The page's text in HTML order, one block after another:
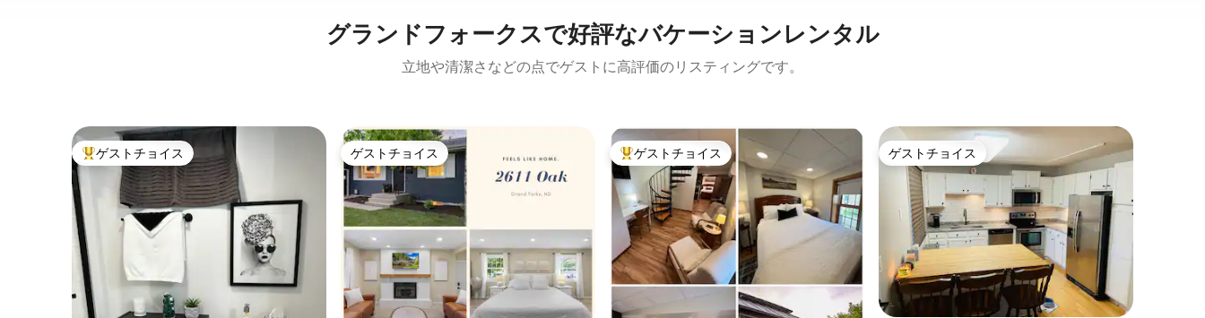
グランドフォークスで好評なバケーションレンタル
立地や清潔さなどの点でゲストに高評価のリスティングです。
大好評のゲストチョイスです。
ゲストチョイス ゲストチョイス
ゲストチョイス 大好評のゲストチョイスです。
ゲストチョイス ゲストチョイス
ゲストチョイス